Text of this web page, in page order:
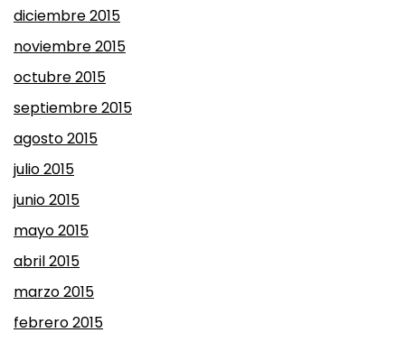
diciembre 2015
noviembre 2015
octubre 2015
septiembre 2015
agosto 2015
julio 2015
junio 2015
mayo 2015
abril 2015
marzo 2015
febrero 2015